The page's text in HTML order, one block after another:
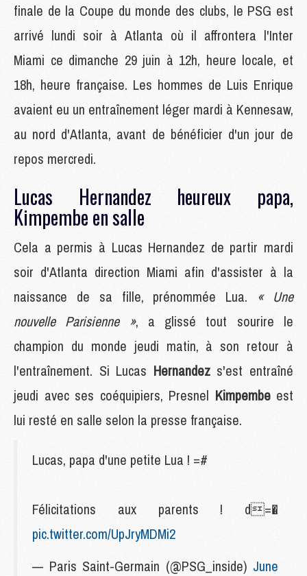
finale de la Coupe du monde des clubs, le PSG est
arrivé lundi soir à Atlanta où il affrontera l'Inter
Miami ce dimanche 29 juin à 12h, heure locale, et
18h, heure française. Les hommes de Luis Enrique
avaient eu un entraînement léger mardi à Kennesaw,
au nord d'Atlanta, avant de bénéficier d'un jour de
repos mercredi.
Lucas Hernandez heureux papa,
Kimpembe en salle
Cela a permis à Lucas Hernandez de partir mardi
soir d'Atlanta direction Miami afin d'assister à la
naissance de sa fille, prénommée Lua. « Une
nouvelle Parisienne », a glissé tout sourire le
champion du monde jeudi matin, à son retour à
l'entraînement. Si Lucas Hernandez s'est entraîné
jeudi avec ses coéquipiers, Presnel Kimpembe est
lui resté en salle selon la presse française.
Lucas, papa d'une petite Lua ! =#
Félicitations aux parents ! d=�
pic.twitter.com/UpJryMDMi2
— Paris Saint-Germain (@PSG_inside) June